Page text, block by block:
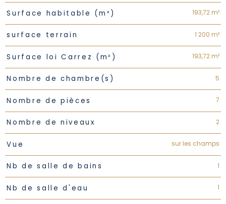
Surface habitable (m²) 193,72 m²
surface terrain 1 200 m²
Surface loi Carrez (m²) 193,72 m²
Nombre de chambre(s) 5
Nombre de pièces 7
Nombre de niveaux 2
Vue sur les champs
Nb de salle de bains 1
Nb de salle d'eau 1